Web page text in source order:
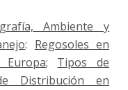
Ambiente y
: Regosoles en
Europa; Tipos de
Distribución en